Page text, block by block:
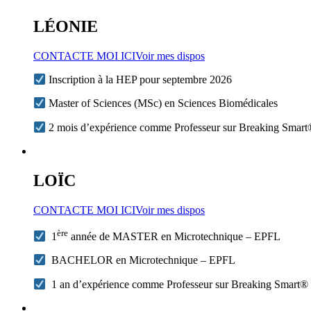
LÉONIE
CONTACTE MOI ICIVoir mes dispos
Inscription à la HEP pour septembre 2026
Master of Sciences (MSc) en Sciences Biomédicales
2 mois d’expérience comme Professeur sur Breaking
LOÏC
CONTACTE MOI ICIVoir mes dispos
1ère année de MASTER en Microtechnique – EPFL
BACHELOR en Microtechnique – EPFL
1 an d’expérience comme Professeur sur Breaking Smart®